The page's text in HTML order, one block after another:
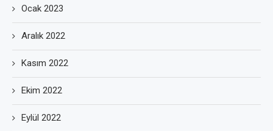
Ocak 2023
Aralık 2022
Kasım 2022
Ekim 2022
Eylül 2022